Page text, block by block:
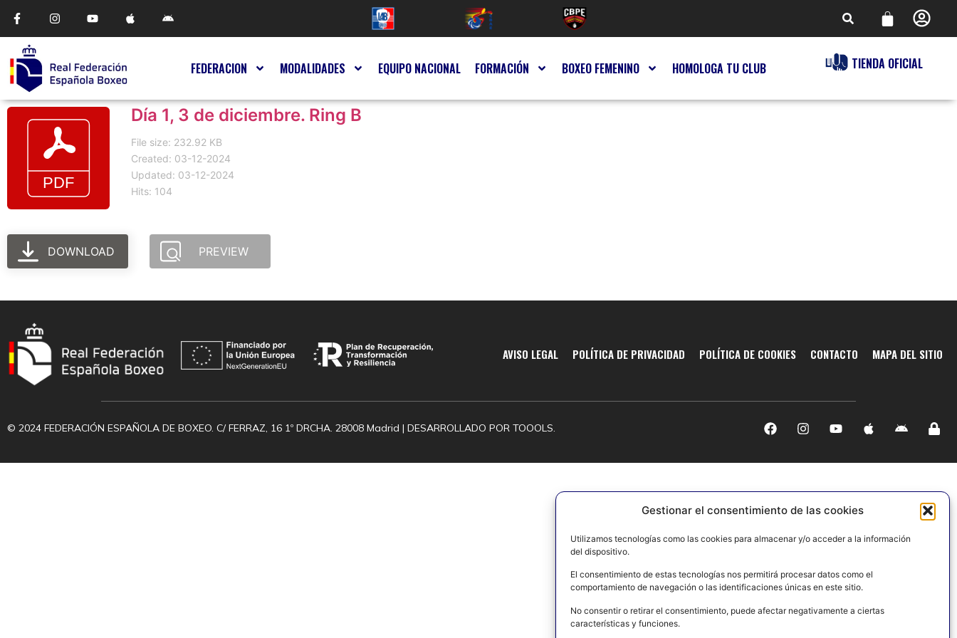
Gestionar el consentimiento de las cookies
Utilizamos tecnologías como las cookies para almacenar y/o acceder a la información
del dispositivo.
El consentimiento de estas tecnologías nos permitirá procesar datos como el
comportamiento de navegación o las identificaciones únicas en este sitio.
No consentir o retirar el consentimiento, puede afectar negativamente a ciertas
características y funciones.
FEDERACION MODALIDADES EQUIPO NACIONAL FORMACIÓN BOXEO FEMENINO HOMOLOGA TU CLUB TIENDA OFICIAL
Día 1, 3 de diciembre. Ring B
File size: 232.92 KB
Created: 03-12-2024
Updated: 03-12-2024
Hits: 104
DOWNLOAD PREVIEW
AVISO LEGAL POLÍTICA DE PRIVACIDAD POLÍTICA DE COOKIES CONTACTO MAPA DEL SITIO
© 2024 FEDERACIÓN ESPAÑOLA DE BOXEO. C/ FERRAZ, 16 1º DRCHA. 28008 Madrid | DESARROLLADO POR TOOOLS.